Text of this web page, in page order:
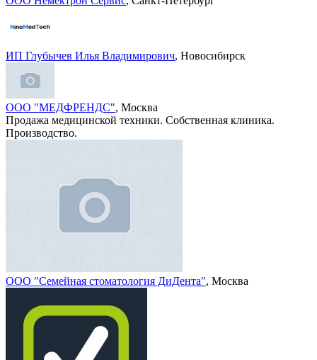
ИП Глубычев Илья Владимирович, Новосибирск
ООО "МЕДФРЕНДС", Москва
Продажа медицинской техники. Собственная клиника.
Производство.
ООО "Семейная стоматология ДиДента", Москва